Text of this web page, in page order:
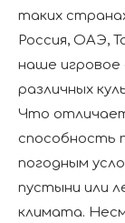
таких
Россия, ОАЭ,
наше игровое
различных
Что
способность
погодным
пустыни или
климата.